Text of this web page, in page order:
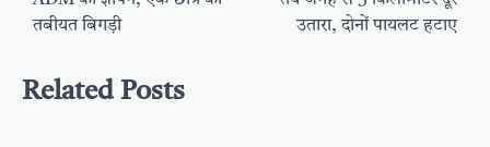
तबीयत बिगड़ी
उतारा, दोनों पायलट हटाए
Related Posts